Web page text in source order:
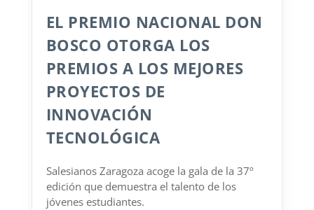
EL PREMIO NACIONAL DON
BOSCO OTORGA LOS
PREMIOS A LOS MEJORES
PROYECTOS DE
INNOVACIÓN
TECNOLÓGICA
Salesianos Zaragoza acoge la gala de la 37º
edición que demuestra el talento de los
jóvenes estudiantes.